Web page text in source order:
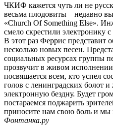
ЧКИФ кажется чуть ли не
весьма плодовиты – недавно
«Church Of Something Else».
смело скрестили электронику
В этот раз Феррис представит
несколько новых песен.
социальных ресурсах группы
прозвучит в живом
посвящается всем, кто успел
голов с ленинградских болот
электронную бездну. Будет
постараемся поджарить
приносите нам свою боль и мы
Фонтанка.ру